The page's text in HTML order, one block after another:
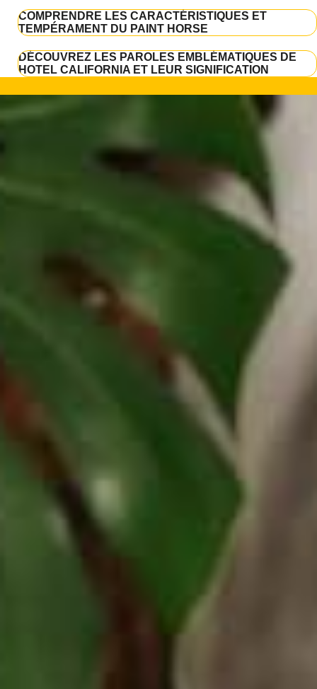
COMPRENDRE LES CARACTÉRISTIQUES ET
TEMPÉRAMENT DU PAINT HORSE
DÉCOUVREZ LES PAROLES EMBLÉMATIQUES DE
HOTEL CALIFORNIA ET LEUR SIGNIFICATION